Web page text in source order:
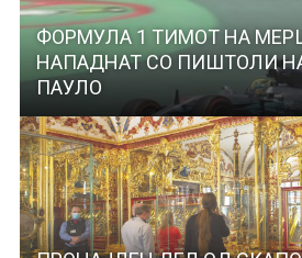
ФОРМУЛА 1 ТИМОТ НА
НАПАДНАТ СО ПИШТОЛИ
ПАУЛО